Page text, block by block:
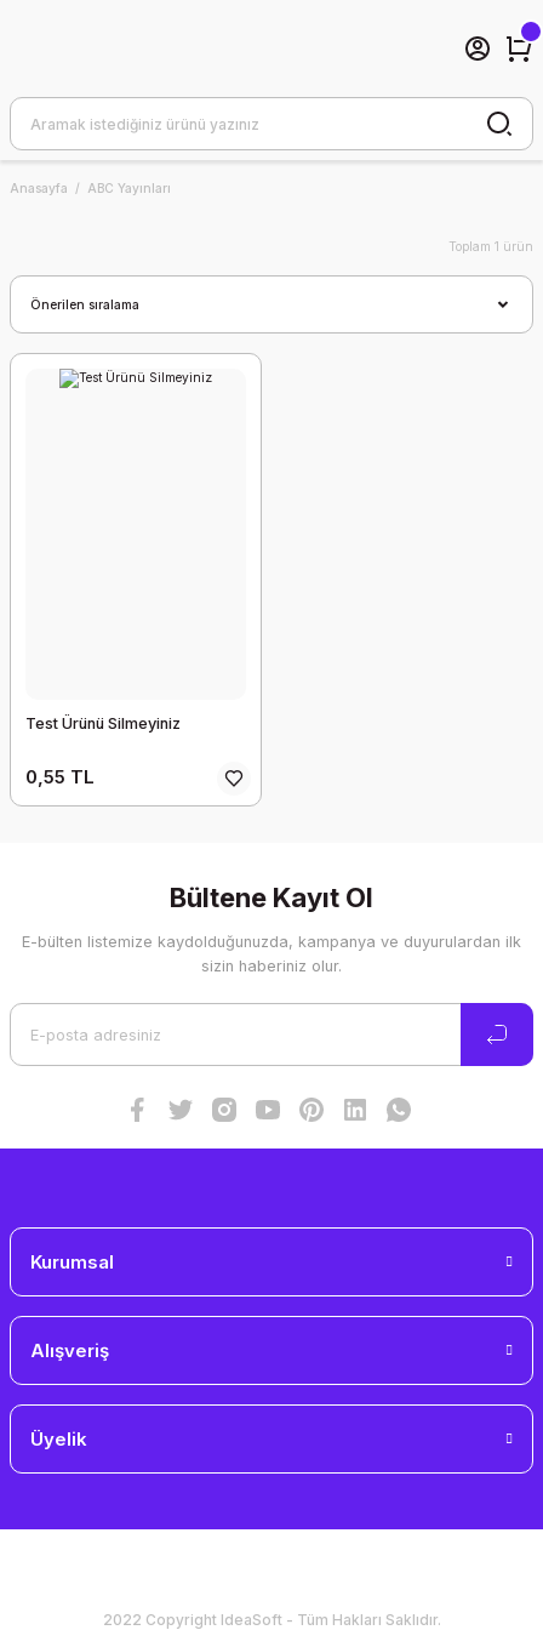
Anasayfa ABC Yayınları
Toplam 1 ürün
Test Ürünü Silmeyiniz
0,55 TL
Bültene Kayıt Ol
E-bülten listemize kaydolduğunuzda, kampanya ve duyurulardan ilk
sizin haberiniz olur.
Kurumsal
Alışveriş
Üyelik
2022 Copyright IdeaSoft - Tüm Hakları Saklıdır.